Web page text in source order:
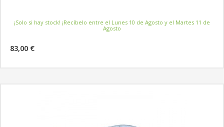
¡Solo si hay stock! ¡Recíbelo entre el Lunes 10 de Agosto y el Martes 11 de
Agosto
83,00 €